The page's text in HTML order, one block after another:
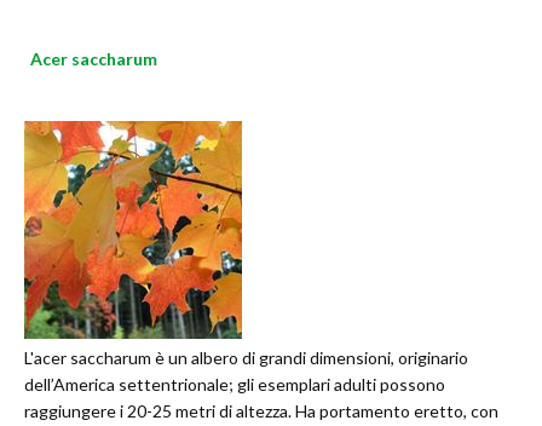
Acer saccharum
L'acer saccharum è un albero di grandi dimensioni, originario
dell’America settentrionale; gli esemplari adulti possono
raggiungere i 20-25 metri di altezza. Ha portamento eretto, con